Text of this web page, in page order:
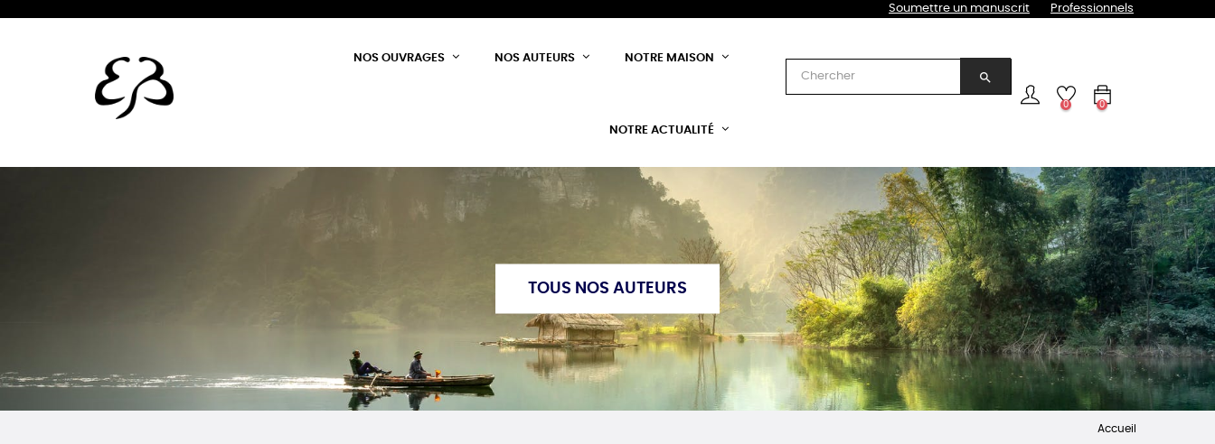
Soumettre un manuscrit Professionnels
NOS OUVRAGES NOS AUTEURS NOTRE MAISON
NOTRE ACTUALITÉ
search
0 0
TOUS NOS AUTEURS
Accueil